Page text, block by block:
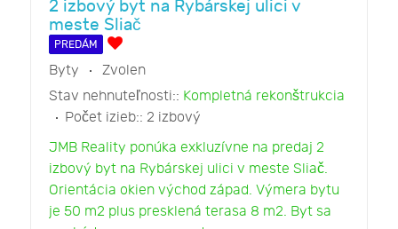
2 izbový byt na Rybárskej ulici v
meste Sliač
PREDÁM
Byty
Zvolen
Stav nehnuteľnosti:: Kompletná rekonštrukcia
Počet izieb:: 2 izbový
JMB Reality ponúka exkluzívne na predaj 2
izbový byt na Rybárskej ulici v meste Sliač.
Orientácia okien východ západ. Výmera bytu
je 50 m2 plus presklená terasa 8 m2. Byt sa